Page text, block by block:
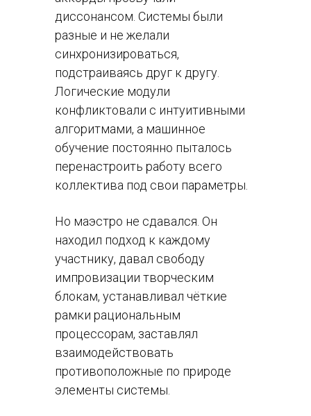
диссонансом. Системы были
разные и не желали
синхронизироваться,
подстраиваясь друг к другу.
Логические модули
конфликтовали с интуитивными
алгоритмами, а машинное
обучение постоянно пыталось
перенастроить работу всего
коллектива под свои параметры.
Но маэстро не сдавался. Он
находил подход к каждому
участнику, давал свободу
импровизации творческим
блокам, устанавливал чёткие
рамки рациональным
процессорам, заставлял
взаимодействовать
противоположные по природе
элементы системы.